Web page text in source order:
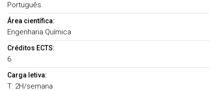
Português
Área científica:
Engenharia Química
Créditos ECTS:
6
Carga letiva:
T: 2H/semana